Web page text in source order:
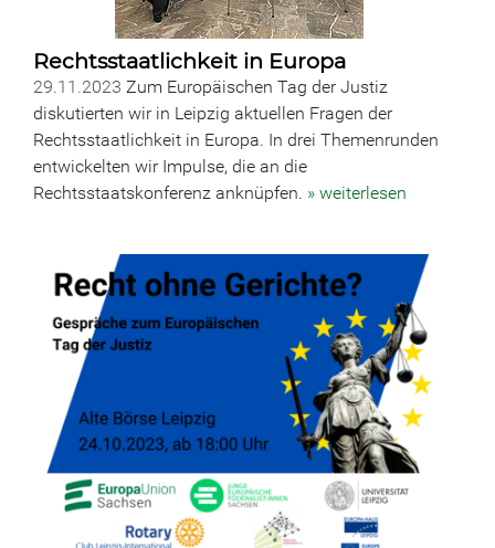
Rechtsstaatlichkeit in Europa
29.11.2023 Zum Europäischen Tag der Justiz
diskutierten wir in Leipzig aktuellen Fragen der
Rechtsstaatlichkeit in Europa. In drei Themenrunden
entwickelten wir Impulse, die an die
Rechtsstaatskonferenz anknüpfen. » weiterlesen